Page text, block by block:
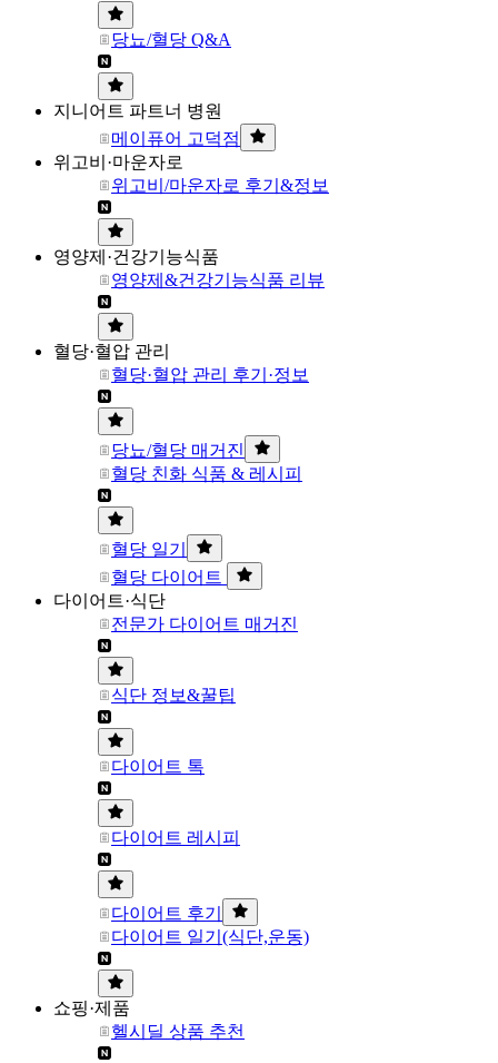
당뇨/혈당 Q&A
지니어트 파트너 병원
메이퓨어 고덕점
위고비·마운자로
위고비/마운자로 후기&정보
영양제·건강기능식품
영양제&건강기능식품 리뷰
혈당·혈압 관리
혈당·혈압 관리 후기·정보
당뇨/혈당 매거진
혈당 친화 식품 & 레시피
혈당 일기
혈당 다이어트
다이어트·식단
전문가 다이어트 매거진
식단 정보&꿀팁
다이어트 톡
다이어트 레시피
다이어트 후기
다이어트 일기(식단,운동)
쇼핑·제품
헬시딜 상품 추천